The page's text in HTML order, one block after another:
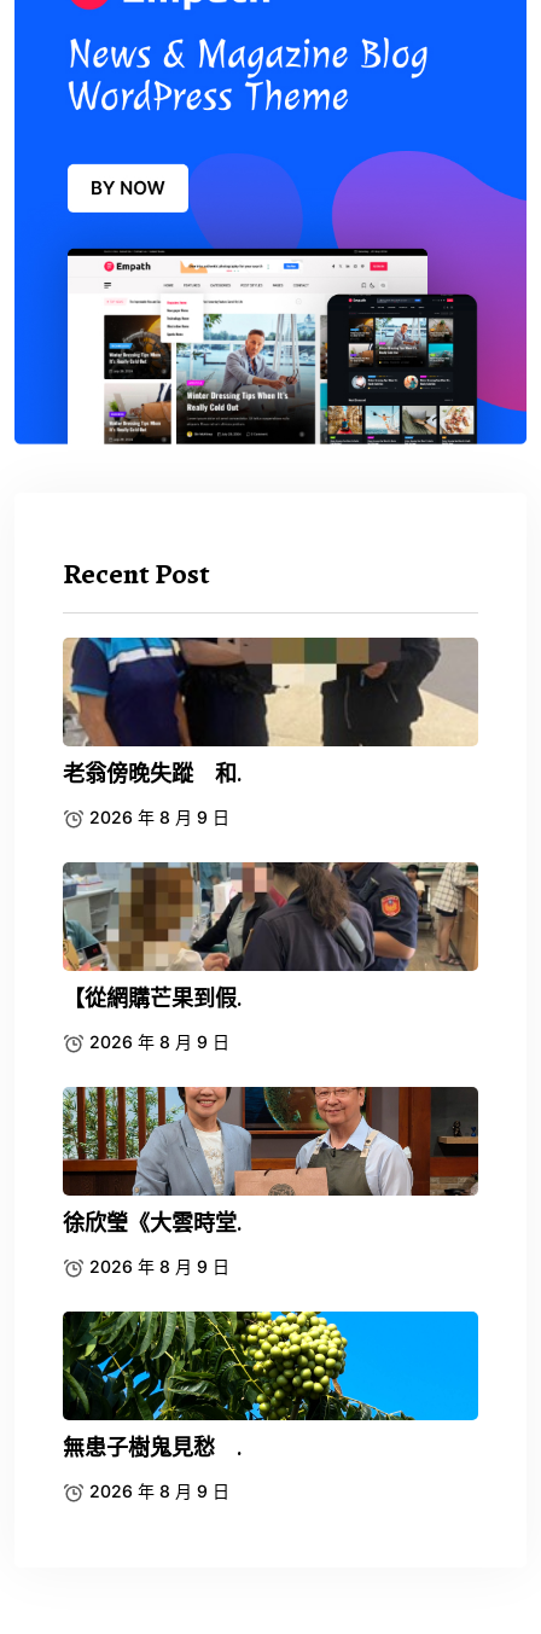
Recent Post
老翁傍晚失蹤 和.
2026 年 8 月 9 日
【從網購芒果到假.
2026 年 8 月 9 日
徐欣瑩《大雲時堂.
2026 年 8 月 9 日
無患子樹鬼見愁 .
2026 年 8 月 9 日